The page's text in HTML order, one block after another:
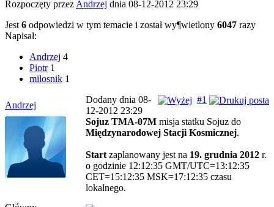
Rozpoczęty przez Andrzej dnia 08-12-2012 23:29
Jest 6 odpowiedzi w tym temacie i został wy¶wietlony 6047 razy
Napisał:
Andrzej 4
Piotr 1
milosnik 1
Andrzej
#1
Dodany dnia 08-
12-2012 23:29
Sojuz TMA-07M misja statku Sojuz do
Międzynarodowej Stacji Kosmicznej.
Start zaplanowany jest na 19. grudnia 2012 r.
o godzinie 12:12:35 GMT/UTC=13:12:35
CET=15:12:35 MSK=17:12:35 czasu
lokalnego.